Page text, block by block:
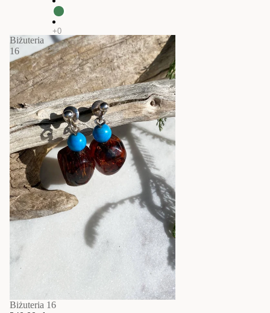
Biżuteria
16
Biżuteria 16